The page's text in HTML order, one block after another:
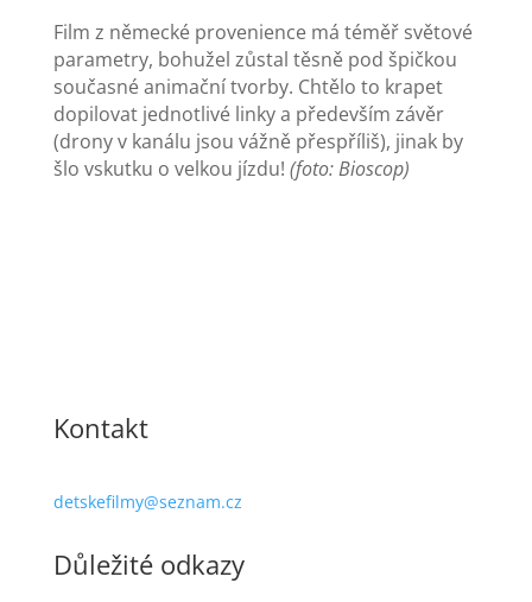
Film z německé provenience má téměř světové
parametry, bohužel zůstal těsně pod špičkou
současné animační tvorby. Chtělo to krapet
dopilovat jednotlivé linky a především závěr
(drony v kanálu jsou vážně přespříliš), jinak by
šlo vskutku o velkou jízdu! (foto: Bioscop)
Kontakt
detskefilmy@seznam.cz
Důležité odkazy